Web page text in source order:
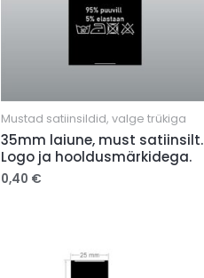
Mustad satiinsildid, valge trükiga
35mm laiune, must satiinsilt.
Logo ja hooldusmärkidega.
0,40 €